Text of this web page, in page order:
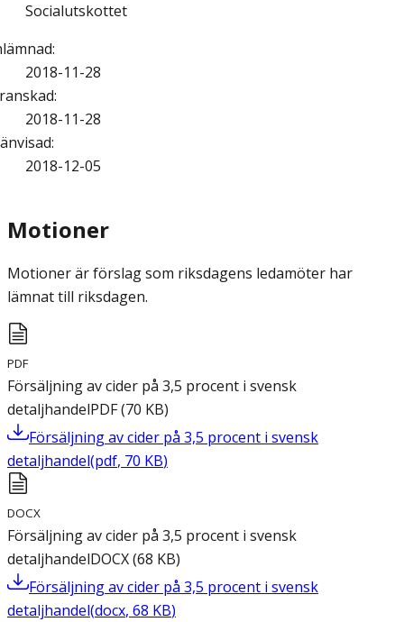
Socialutskottet
:
2018-11-28
:
2018-11-28
:
2018-12-05
Motioner
Motioner är förslag som riksdagens ledamöter har
lämnat till riksdagen.
PDF
Försäljning av cider på 3,5 procent i svensk
detaljhandelPDF(70 KB)
Försäljning av cider på 3,5 procent i svensk
detaljhandel(pdf, 70 KB)
DOCX
Försäljning av cider på 3,5 procent i svensk
detaljhandelDOCX(68 KB)
Försäljning av cider på 3,5 procent i svensk
detaljhandel(docx, 68 KB)